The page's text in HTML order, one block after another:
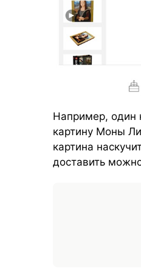
Например, один
картину Моны
картина
доставить